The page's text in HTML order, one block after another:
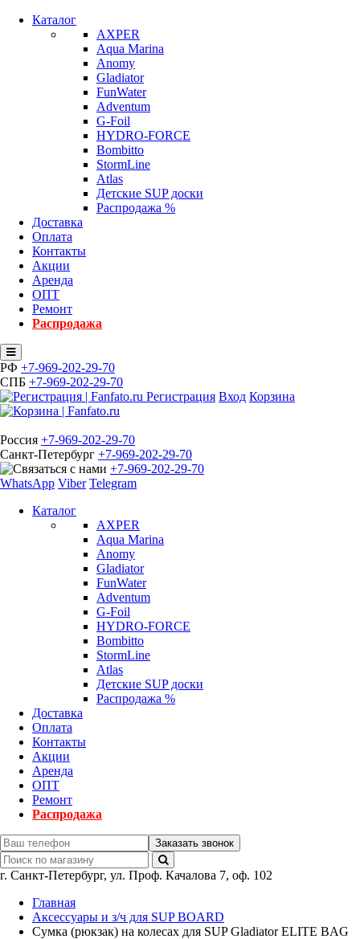
Каталог
AXPER
Aqua Marina
Anomy
Gladiator
FunWater
Adventum
G-Foil
HYDRO-FORCE
Bombitto
StormLine
Atlas
Детские SUP доски
Распродажа %
Доставка
Оплата
Контакты
Акции
Аренда
ОПТ
Ремонт
Распродажа
РФ +7-969-202-29-70
СПБ +7-969-202-29-70
Регистрация Вход Корзина
Россия +7-969-202-29-70
Санкт-Петербург +7-969-202-29-70
+7-969-202-29-70
WhatsApp Viber Telegram
Каталог
AXPER
Aqua Marina
Anomy
Gladiator
FunWater
Adventum
G-Foil
HYDRO-FORCE
Bombitto
StormLine
Atlas
Детские SUP доски
Распродажа %
Доставка
Оплата
Контакты
Акции
Аренда
ОПТ
Ремонт
Распродажа
Заказать звонок
г. Санкт-Петербург, ул. Проф. Качалова 7, оф. 102
Главная
Аксессуары и з/ч для SUP BOARD
Сумка (рюкзак) на колесах для SUP Gladiator ELITE BAG